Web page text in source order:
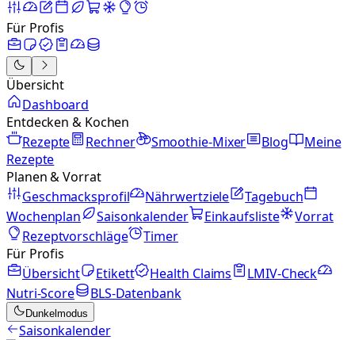
Für Profis
Übersicht
Dashboard
Entdecken & Kochen
Rezepte
Rechner Smoothie-Mixer Blog
Meine
Rezepte
Planen & Vorrat
Geschmacksprofil
Nährwertziele
Tagebuch
Wochenplan
Saisonkalender Einkaufsliste
Vorrat
Rezeptvorschläge
Timer
Für Profis
Übersicht
Etikett Health Claims
LMIV-Check
Nutri-Score
BLS-Datenbank
Dunkelmodus
Saisonkalender